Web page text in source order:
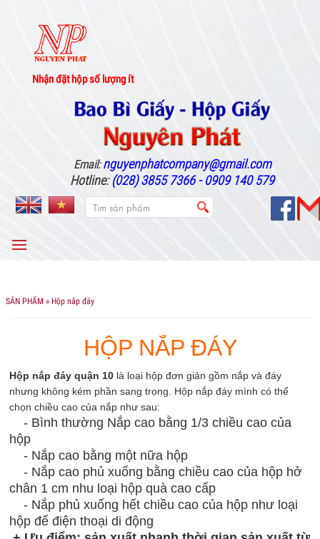
Nhận đặt hộp số lượng ít
Email:nguyenphatcompany@gmail.com
Hotline:(028) 3855 7366 - 0909 140 579
MENU
SẢN PHẨM » Hộp nắp đáy
HỘP NẮP ĐÁY
Hộp nắp đáy quận 10 là loại hộp đơn giản gồm nắp và đáy
nhưng không kém phần sang trọng. Hộp nắp đáy mình có thể
chọn chiều cao của nắp như sau:
- Bình thường Nắp cao bằng 1/3 chiều cao của
hộp
- Nắp cao bằng một nữa hộp
- Nắp cao phủ xuống bằng chiều cao của hộp hở
chân 1 cm nhu loại hộp quà cao cấp
- Nắp phủ xuống hết chiều cao của hộp như loại
hộp để điện thoại di động